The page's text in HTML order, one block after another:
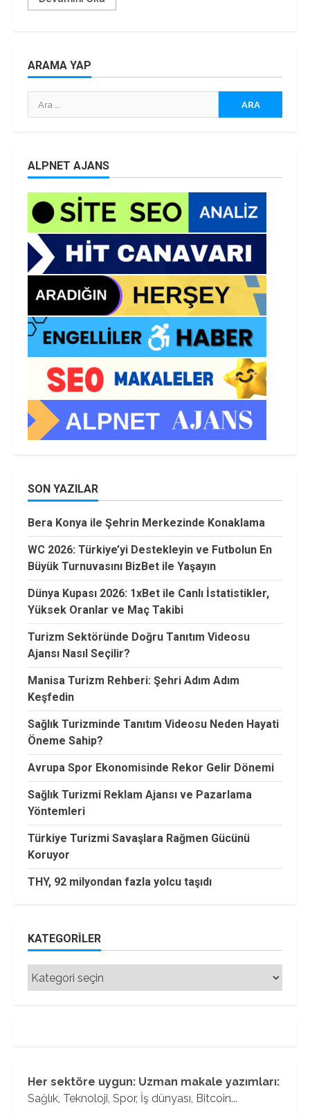
ARAMA YAP
Arama:
ALPNET AJANS
SON YAZILAR
Bera Konya ile Şehrin Merkezinde Konaklama
WC 2026: Türkiye’yi Destekleyin ve Futbolun En
Büyük Turnuvasını BizBet ile Yaşayın
Dünya Kupası 2026: 1xBet ile Canlı İstatistikler,
Yüksek Oranlar ve Maç Takibi
Turizm Sektöründe Doğru Tanıtım Videosu
Ajansı Nasıl Seçilir?
Manisa Turizm Rehberi: Şehri Adım Adım
Keşfedin
Sağlık Turizminde Tanıtım Videosu Neden Hayati
Öneme Sahip?
Avrupa Spor Ekonomisinde Rekor Gelir Dönemi
Sağlık Turizmi Reklam Ajansı ve Pazarlama
Yöntemleri
Türkiye Turizmi Savaşlara Rağmen Gücünü
Koruyor
THY, 92 milyondan fazla yolcu taşıdı
KATEGORILER
Kategoriler
Her sektöre uygun: Uzman makale yazımları:
Sağlık, Teknoloji, Spor, İş dünyası, Bitcoin...